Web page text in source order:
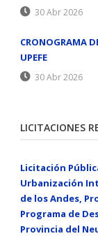
30 Abr 2026
CRONOGRAMA
UPEFE
30 Abr 2026
LICITACIONES
Licitación
Urbanización
de los Andes,
Programa de
Provincia del